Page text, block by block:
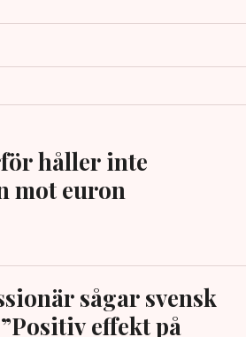
håller inte
mot euron
sågar svensk
effekt på